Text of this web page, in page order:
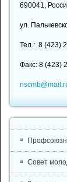
690041,
ул.
Тел.: 8 (423)
Факс: 8 (423)
Совет